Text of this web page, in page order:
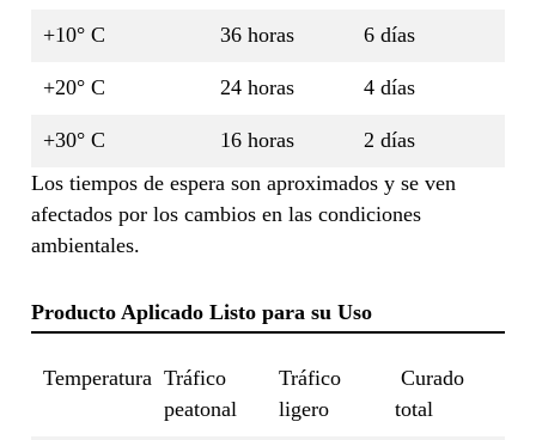
+10° C 36 horas 6 días
+20° C 24 horas 4 días
+30° C 16 horas
2 días
Los tiempos de espera son aproximados y se ven
afectados por los cambios en las condiciones
ambientales.
Producto Aplicado Listo para su Uso
Temperatura Tráfico
peatonal
Tráfico
ligero
Curado
total